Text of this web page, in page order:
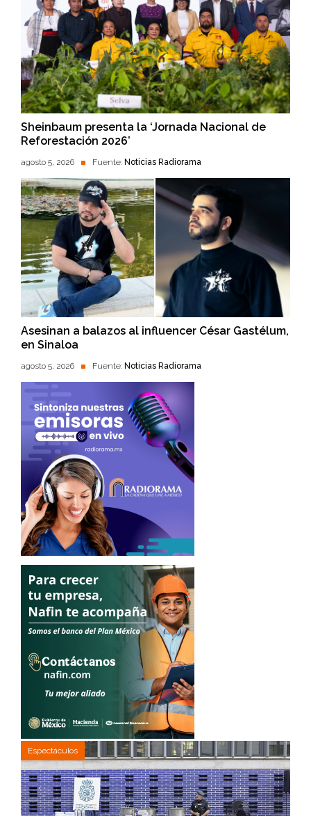
Sheinbaum presenta la ‘Jornada Nacional de
Reforestación 2026’
agosto 5, 2026 Fuente: Noticias Radiorama
Asesinan a balazos al influencer César Gastélum,
en Sinaloa
agosto 5, 2026 Fuente: Noticias Radiorama
Espectáculos